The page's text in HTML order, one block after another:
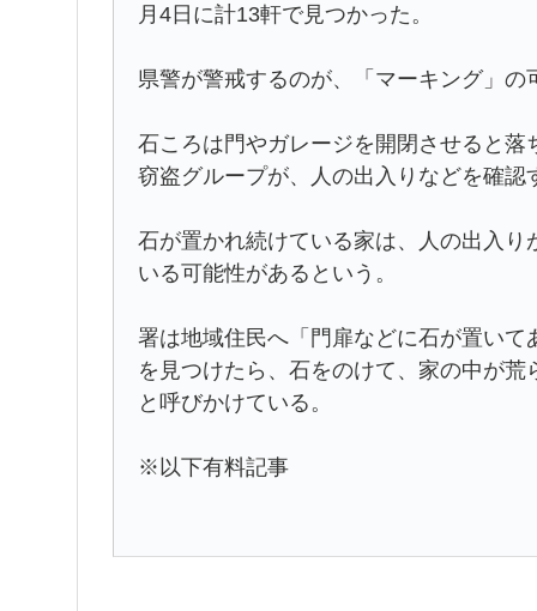
月4日に計13軒で見つかった。
県警が警戒するのが、「マーキング」の
石ころは門やガレージを開閉させると
窃盗グループが、人の出入りなどを確
石が置かれ続けている家は、人の出入
いる可能性があるという。
署は地域住民へ「門扉などに石が置い
を見つけたら、石をのけて、家の中が
と呼びかけている。
※以下有料記事